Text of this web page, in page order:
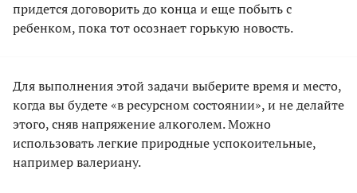
придется договорить до конца и еще побыть с
ребенком, пока тот осознает горькую новость.
Для выполнения этой задачи выберите время и место,
когда вы будете «в ресурсном состоянии», и не делайте
этого, сняв напряжение алкоголем. Можно
использовать легкие природные успокоительные,
например валериану.